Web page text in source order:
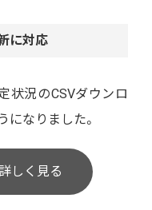
に対応
状況のCSVダウンロ
なりました。
しく見る